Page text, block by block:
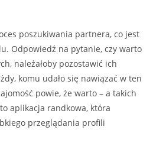
poszukiwania partnera, co jest
Odpowiedź na pytanie, czy warto
należałoby pozostawić ich
komu udało się nawiązać w ten
powie, że warto – a takich
aplikacja randkowa, która
przeglądania profili